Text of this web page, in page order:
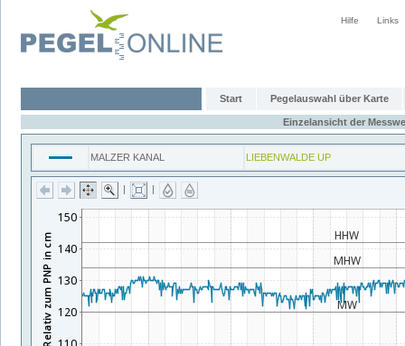
Hilfe Links
Start Pegelauswahl über Karte
Einzelansicht der
MALZER KANAL LIEBENWALDE UP
| |